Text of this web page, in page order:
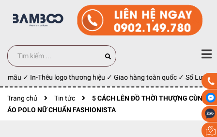
✓ In-Thêu logo thương hiệu ✓ Giao hàng toàn quốc ✓ Số Lượng
Trang chủ Tin tức
5 CÁCH LÊN ĐỒ THỜI THƯỢNG CÙNG
ÁO POLO NỮ CHUẨN FASHIONISTA